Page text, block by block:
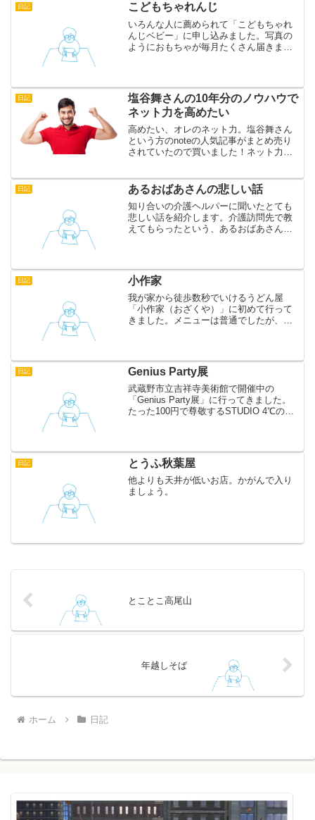
日記 こどもちゃれんじ
いろんな人に薦められて「こどもちゃれ
んじベビー」に申し込みました。写真の
ようにおもちゃが毎月たくさん届きま
ベネッセの支配下におかれて...
日記
塩谷舞さんの10年分のノウハウで
ネット力を高めたい
高めたい、オレのネット力。塩谷舞さん
という方のnoteの人気記事がまとめ売り
されていたので買いました！ネット力を
日記 あるおばあさんの悲しい話
知り合いの介護ヘルパーに聞いたとても
悲しい話を紹介します。介護訪問先で教
えてもらったという、あるおばあさんの
たそうです。太平洋戦争の...
日記 小作家
我が家から徒歩数秒でいけるうどん屋
「小作家（おざくや）」に初めて行って
きました。メニューは普通でしたが、量
日記 Genius Party展
武蔵野市立吉祥寺美術館で開催中の
「Genius Party展」に行ってきました。
たった100円で尊敬するSTUDIO 4℃の制
まう...
日記 とうふ秋葉屋
他よりも天井が低いお店。かがんで入り
ましょう。
とことこ高尾山
年越しそば
ホーム 日記